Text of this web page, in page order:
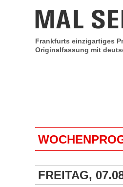
Frankfurts einzigartiges
Originalfassung mit
FREITAG,